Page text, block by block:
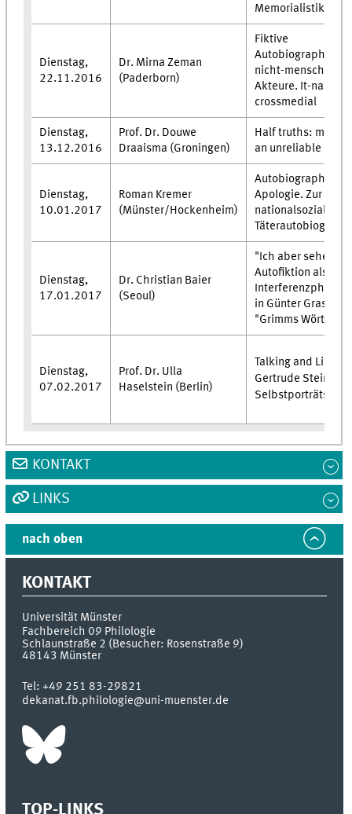
Memorialistik
Dienstag,
22.11.2016
Dr. Mirna Zeman
(Paderborn)
Fiktive
Autobiographien
nicht-
Akteure. It-
crossmedial
Dienstag,
13.12.2016
Prof. Dr. Douwe
Draaisma (Groningen)
Half truths:
an unreliable
Dienstag,
10.01.2017
Roman Kremer
(Münster/Hockenheim)
Autobiographie als
Apologie. Zur
Dienstag,
17.01.2017
Dr. Christian Baier
(Seoul)
"Ich aber sehe sie
Autofiktion als
in Günter Grass'
"Grimms Wörter"
Dienstag,
07.02.2017
Prof. Dr. Ulla
Haselstein (Berlin)
Talking and
Gertrude Steins
Selbstporträts
KONTAKT
LINKS
nach oben
KONTAKT
Universität Münster
Fachbereich 09 Philologie
Schlaunstraße 2 (Besucher: Rosenstraße 9)
48143 Münster
Tel:+49 251 83-29821
dekanat.fb.philologie@uni-muenster.de
TOP-LINKS